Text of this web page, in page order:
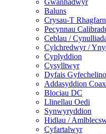
Gwanhadwyr
Baluns
Crysau-T Rhagfarn
Pecynnau
Ceblau /
Cylchredwyr /
Cyplyddion
Cysylltwyr
Dyfais
Addasyddion
Blociau DC
Llinellau Oedi
Synwyryddion
Hidlau /
Cyfartalwyr